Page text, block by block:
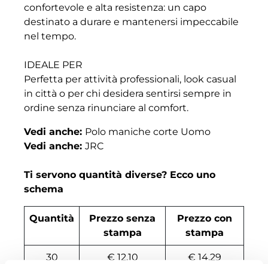
confortevole e alta resistenza: un capo
destinato a durare e mantenersi impeccabile
nel tempo.
IDEALE PER
Perfetta per attività professionali, look casual
in città o per chi desidera sentirsi sempre in
ordine senza rinunciare al comfort.
Vedi anche: Polo maniche corte Uomo
Vedi anche: JRC
Ti servono quantità diverse? Ecco uno
schema
Quantità
Prezzo senza
stampa
Prezzo con
stampa
30 € 12,10 € 14,29